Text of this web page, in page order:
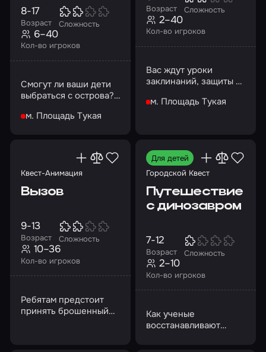
Возраст
8-17
Сложность
Кол-во игроков
6–40
Смогут ли ваши дети
выбраться с острова?
м. Площадь Тукая
Возраст Сложность
Кол-во игроков
2–40
Вас ждут уроки
заклинаний, защиты от
зельеварения и
м. Площадь Тукая
Квест-Анимация
Вызов
Возраст
9-13
Сложность
Кол-во игроков
10–36
Ребятам предстоит
принять брошенный
Для детей
Городской Квест
Путешествие
с динозавром
Возраст
7-12
Сложность
Кол-во игроков
2–10
Как ученые
восстанавливают